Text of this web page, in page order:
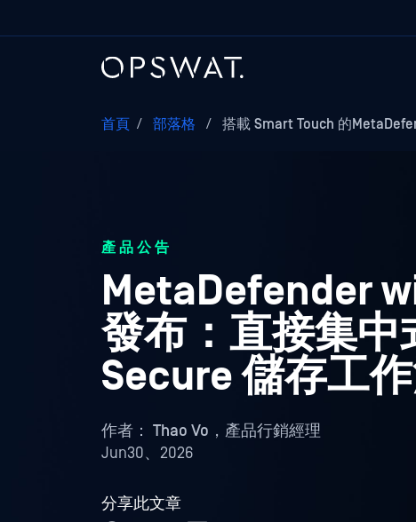
首頁 / 部落格 / 搭載 Smart Touch 的
產品公告
MetaDefender
發布：直接集
Secure 儲存工
作者： Thao Vo，產品行銷經理
Jun30、2026
分享此文章